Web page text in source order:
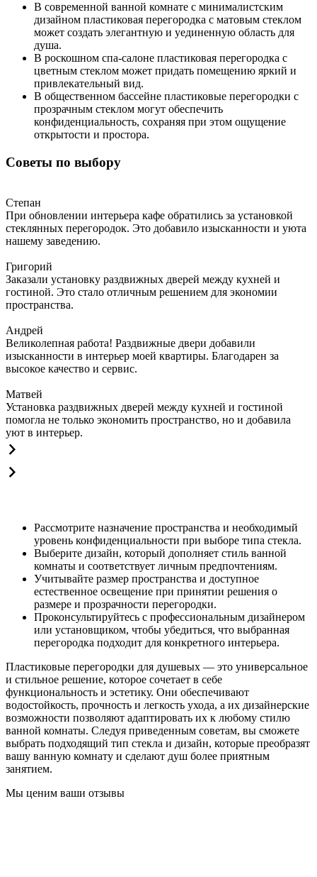
В современной ванной комнате с минималистским
дизайном пластиковая перегородка с матовым стеклом
может создать элегантную и уединенную область для
душа.
В роскошном спа-салоне пластиковая перегородка с
цветным стеклом может придать помещению яркий и
привлекательный вид.
В общественном бассейне пластиковые перегородки с
прозрачным стеклом могут обеспечить
конфиденциальность, сохраняя при этом ощущение
открытости и простора.
Советы по выбору
Степан
При обновлении интерьера кафе обратились за установкой
стеклянных перегородок. Это добавило изысканности и уюта
нашему заведению.
Григорий
Заказали установку раздвижных дверей между кухней и
гостиной. Это стало отличным решением для экономии
пространства.
Андрей
Великолепная работа! Раздвижные двери добавили
изысканности в интерьер моей квартиры. Благодарен за
высокое качество и сервис.
Матвей
Установка раздвижных дверей между кухней и гостиной
помогла не только экономить пространство, но и добавила
уют в интерьер.
Рассмотрите назначение пространства и необходимый
уровень конфиденциальности при выборе типа стекла.
Выберите дизайн, который дополняет стиль ванной
комнаты и соответствует личным предпочтениям.
Учитывайте размер пространства и доступное
естественное освещение при принятии решения о
размере и прозрачности перегородки.
Проконсультируйтесь с профессиональным дизайнером
или установщиком, чтобы убедиться, что выбранная
перегородка подходит для конкретного интерьера.
Пластиковые перегородки для душевых — это универсальное
и стильное решение, которое сочетает в себе
функциональность и эстетику. Они обеспечивают
водостойкость, прочность и легкость ухода, а их дизайнерские
возможности позволяют адаптировать их к любому стилю
ванной комнаты. Следуя приведенным советам, вы сможете
выбрать подходящий тип стекла и дизайн, которые преобразят
вашу ванную комнату и сделают душ более приятным
занятием.
Мы ценим ваши отзывы